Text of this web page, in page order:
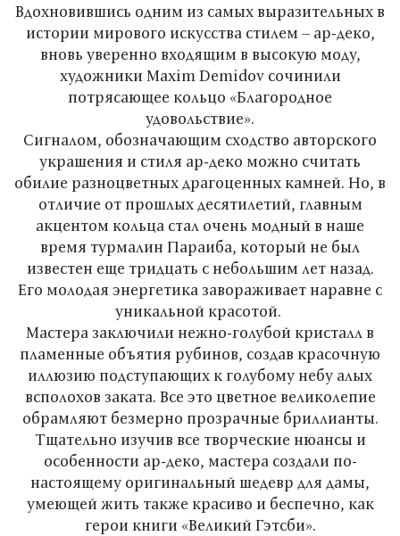
Вдохновившись одним из самых выразительных в
истории мирового искусства стилем – ар-деко,
вновь уверенно входящим в высокую моду,
художники Maxim Demidov сочинили
потрясающее кольцо «Благородное
удовольствие».
Сигналом, обозначающим сходство авторского
украшения и стиля ар-деко можно считать
обилие разноцветных драгоценных камней. Но, в
отличие от прошлых десятилетий, главным
акцентом кольца стал очень модный в наше
время турмалин Параиба, который не был
известен еще тридцать с небольшим лет назад.
Его молодая энергетика завораживает наравне с
уникальной красотой.
Мастера заключили нежно-голубой кристалл в
пламенные объятия рубинов, создав красочную
иллюзию подступающих к голубому небу алых
всполохов заката. Все это цветное великолепие
обрамляют безмерно прозрачные бриллианты.
Тщательно изучив все творческие нюансы и
особенности ар-деко, мастера создали по-
настоящему оригинальный шедевр для дамы,
умеющей жить также красиво и беспечно, как
герои книги «Великий Гэтсби».